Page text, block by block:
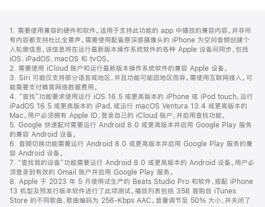
页
页
脚
注
1. 需要使用兼容的硬件和软件。适用于支持此功能的 app 中播放的兼容内容。并非所
有内容都支持杜比全景声。需要使用配备原深感摄像头的 iPhone 为空间音频创建个
人轮廓信息，该信息将在运行最新版本操作系统软件的各种 Apple 设备间同步，包括
iOS、iPadOS、macOS 和 tvOS。
2. 需要使用 iCloud 账户和运行最新版本操作系统软件的兼容 Apple 设备。
3. Siri 可能仅支持部分语言或地区，并且功能可能因地区而异。需使用互联网接入。可
能需要支付蜂窝网络数据费用。
4. “查找”功能要求使用运行 iOS 16.5 或更高版本的 iPhone 或 iPod touch，运行
iPadOS 16.5 或更高版本的 iPad，或运行 macOS Ventura 13.4 或更高版本的
Mac。用户必须拥有 Apple ID，登录自己的 iCloud 账户，并启用查找功能。
5. Google 快速配对需要运行 Android 8.0 或更高版本并启用 Google Play 服务
的兼容 Android 设备。
6. 音频切换功能需要运行 Android 8.0 或更高版本并启用 Google Play 服务的兼
容 Android 设备。
7. “查找我的设备”功能需要运行 Android 8.0 或更高版本的 Android 设备。用户必
须登录到有效的 Gmail 账户并启用 Google Play 服务。
8. Apple 于 2023 年 5 月使用试生产的 Beats Studio Pro 和软件，搭配 iPhone
13 机型及预发行版本软件进行了此项测试。播放列表包括 358 首购自 iTunes
Store 的不同歌曲，歌曲编码为 256-Kbps AAC。音量调节至 50% 大小，并关闭了